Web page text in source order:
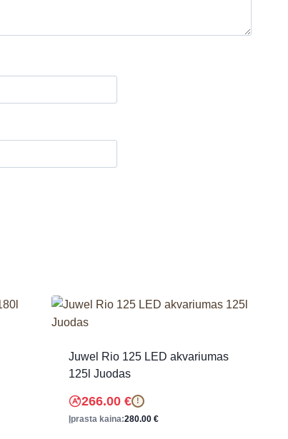
Juwel Rio 125 LED akvariumas
125l Juodas
266.00 € !
Įprasta kaina:280.00 €